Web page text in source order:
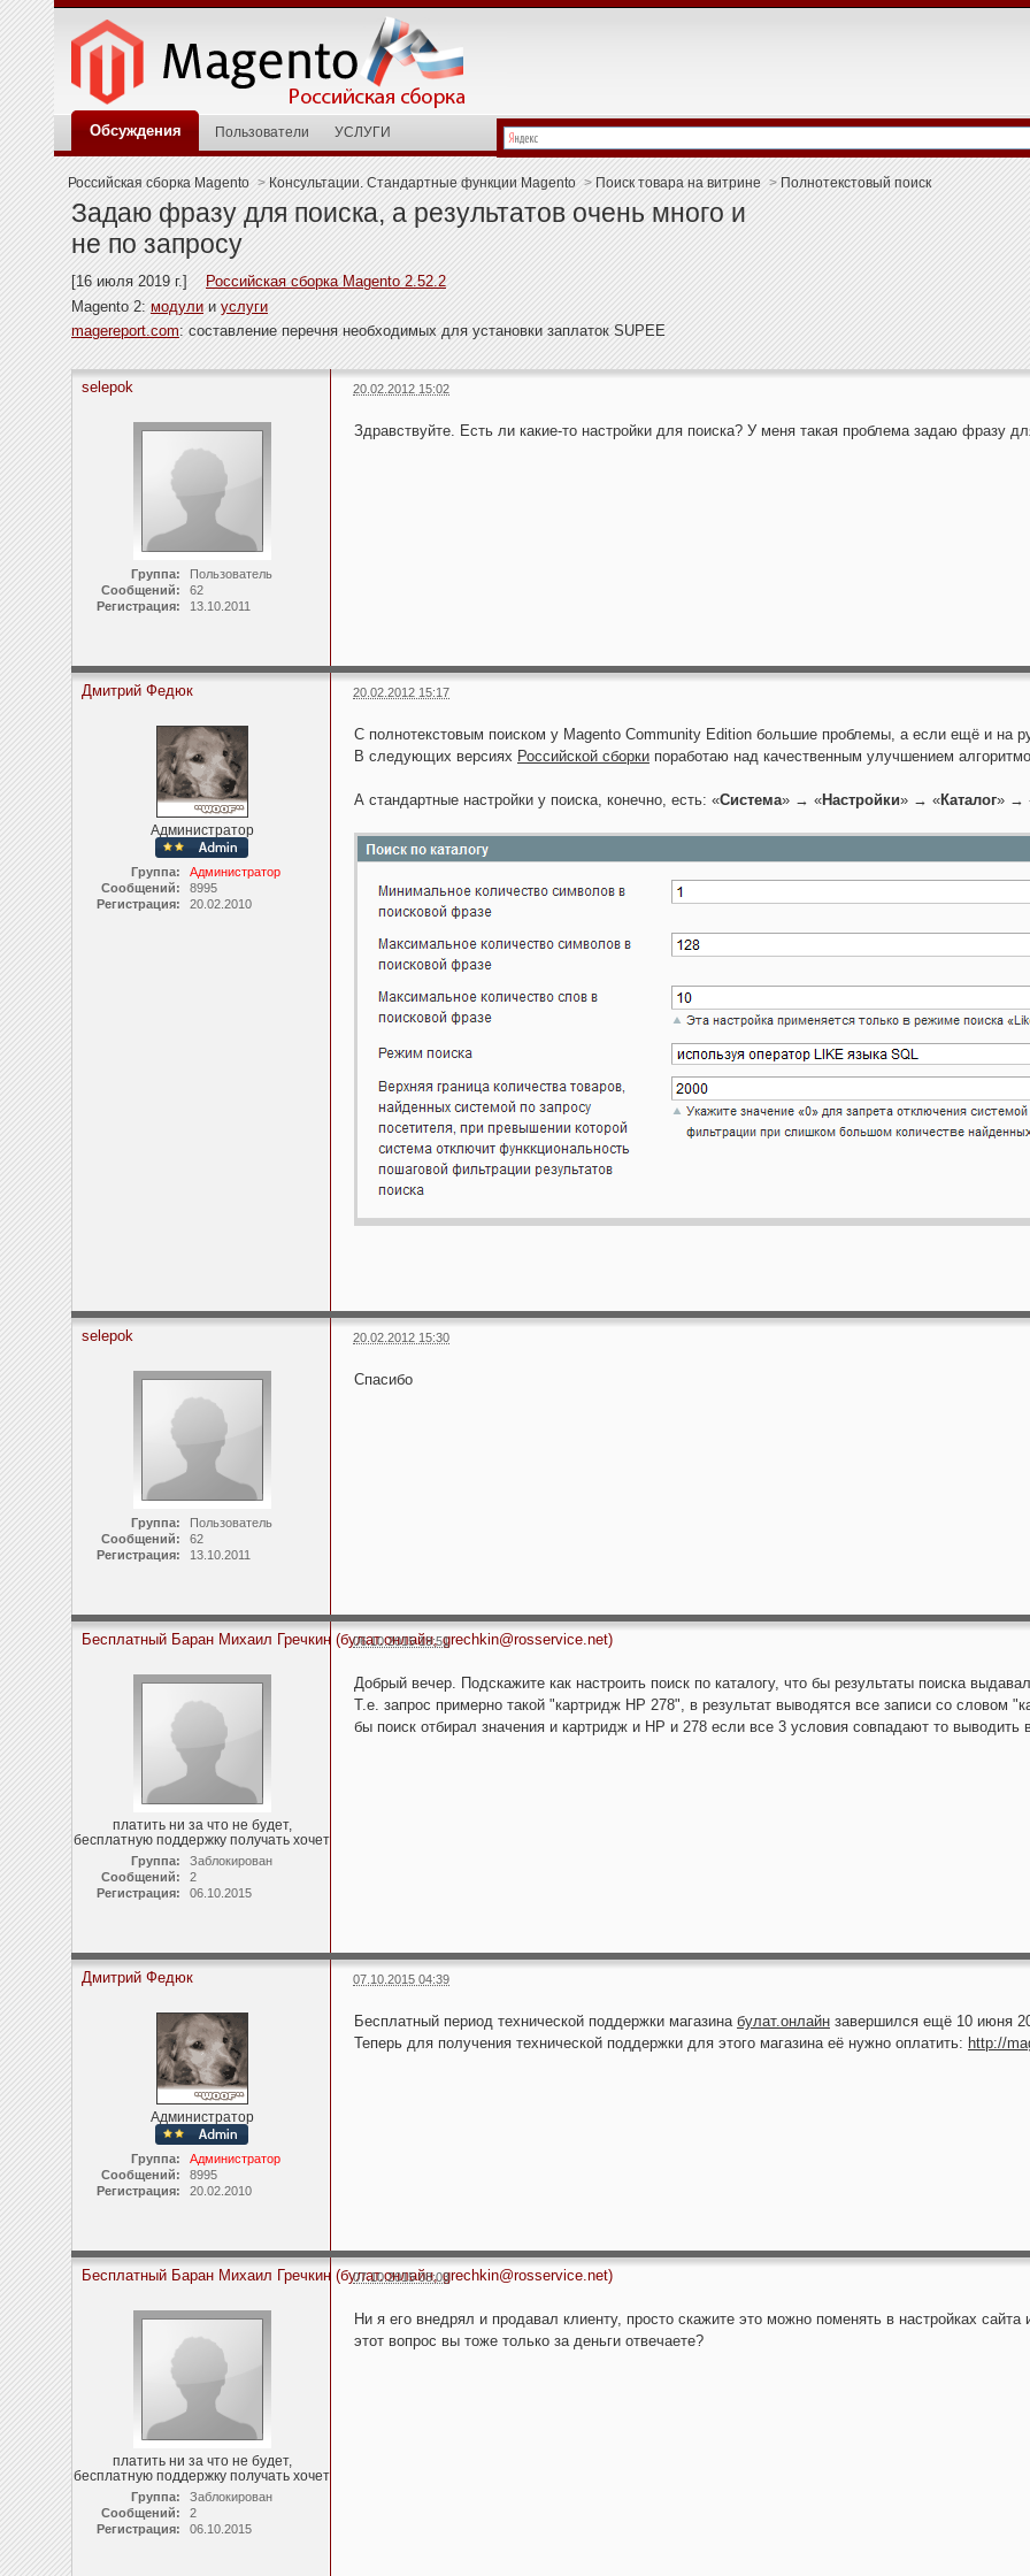
Обсуждения Пользователи УСЛУГИ
Российская сборка Magento > Консультации. Стандартные функции Magento > Поиск товара на витрине > Полнотекстовый поиск
Задаю фразу для поиска, а результатов очень много и
не по запросу
[16 июля 2019 г.]
Российская сборка Magento 2.52.2
Magento 2: модули и услуги
magereport.com: составление перечня необходимых для установки заплаток SUPEE
selepok
Группа:
Пользователь
Сообщений:
62
Регистрация:
13.10.2011
20.02.2012 15:02
Здравствуйте. Есть ли какие-то настройки для поиска? У меня такая проблема задаю фразу
Дмитрий Федюк
Администратор
Группа:
Администратор
Сообщений:
8995
Регистрация:
20.02.2010
20.02.2012 15:17
С полнотекстовым поиском у Magento Community Edition большие проблемы, а если ещё и на
В следующих версиях Российской сборки поработаю над качественным улучшением
А стандартные настройки у поиска, конечно, есть: «Система» → «Настройки» → «Каталог» →
selepok
Группа:
Пользователь
Сообщений:
62
Регистрация:
13.10.2011
20.02.2012 15:30
Спасибо
Бесплатный Баран Михаил Гречкин (булат.онлайн, grechkin@rosservice.net)
платить ни за что не будет,
бесплатную поддержку получать хочет
Группа:
Заблокирован
Сообщений:
2
Регистрация:
06.10.2015
06.10.2015 19:51
Добрый вечер. Подскажите как настроить поиск по каталогу, что бы результаты поиска
Т.е. запрос примерно такой "картридж HP 278", в результат выводятся все записи со
бы поиск отбирал значения и картридж и HP и 278 если все 3 условия совпадают то выводить
Дмитрий Федюк
Администратор
Группа:
Администратор
Сообщений:
8995
Регистрация:
20.02.2010
07.10.2015 04:39
Бесплатный период технической поддержки магазина булат.онлайн завершился ещё 10 июня
Теперь для получения технической поддержки для этого магазина её нужно оплатить: http://
Бесплатный Баран Михаил Гречкин (булат.онлайн, grechkin@rosservice.net)
платить ни за что не будет,
бесплатную поддержку получать хочет
Группа:
Заблокирован
Сообщений:
2
Регистрация:
06.10.2015
07.10.2015 08:03
Ни я его внедрял и продавал клиенту, просто скажите это можно поменять в настройках
этот вопрос вы тоже только за деньги отвечаете?